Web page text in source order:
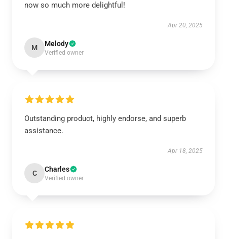
now so much more delightful!
Apr 20, 2025
M Melody
Verified owner
Outstanding product, highly endorse, and superb
assistance.
Apr 18, 2025
C Charles
Verified owner